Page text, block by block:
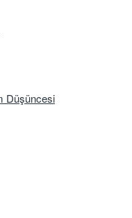
Düşüncesi